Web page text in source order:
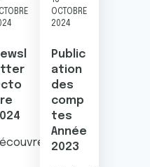
la Newsletter
OCTOBRE
2024
Public
ation
des
comp
tes
Année
2023